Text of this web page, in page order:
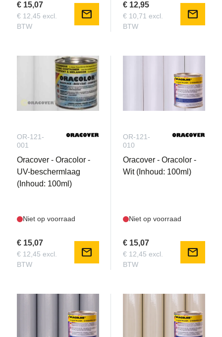
€ 15,07
€ 12,45 excl.
BTW
mail
€ 12,95
€ 10,71 excl.
BTW
mail
OR-121-
001
Oracover - Oracolor -
UV-beschermlaag
(Inhoud: 100ml)
Niet op voorraad
€ 15,07
€ 12,45 excl.
BTW
mail
OR-121-
010
Oracover - Oracolor -
Wit (Inhoud: 100ml)
Niet op voorraad
€ 15,07
€ 12,45 excl.
BTW
mail